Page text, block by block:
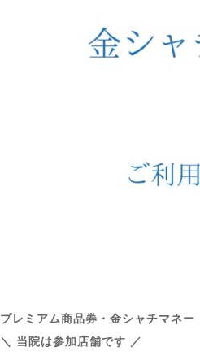
プレミアム商品券・金シャチマネー
＼ 当院は参加店舗です ／